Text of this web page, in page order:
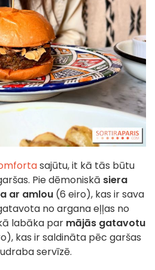
sajūtu, it kā tās būtu
Pie dēmoniskā siera
ar amlou (6 eiro), kas ir sava
no argana eļļas no
labāka par mājās gatavotu
kas ir saldināta pēc garšas
servīzē.